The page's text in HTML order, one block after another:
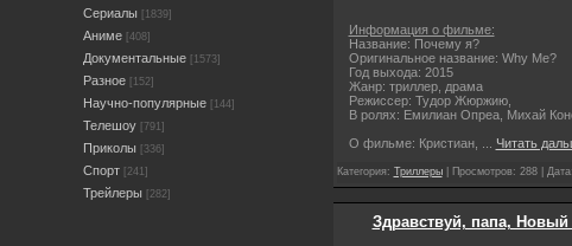
Сериалы [1839]
Аниме [408]
Документальные [1573]
Разное [152]
Научно-популярные [144]
Телешоу [791]
Приколы [336]
Спорт [241]
Трейлеры [282]
Информация о фильме:
Название: Почему я?
Оригинальное название: Why Me?
Год выхода: 2015
Жанр: триллер, драма
Режиссер: Тудор Жюржию,
В ролях: Емилиан Опреа, Михай
О фильме: Кристиан,
Читать
Категория: Триллеры| Просмотров: 288 | Дата:
Здравствуй, папа, Новый